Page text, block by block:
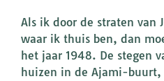
Als ik door de straten van
waar ik thuis ben, dan
het jaar 1948. De stegen
huizen in de Ajami-